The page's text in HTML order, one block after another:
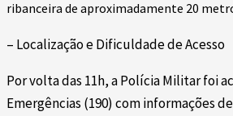
ribanceira de aproximadamente 20
– Localização e Dificuldade de Acesso
Por volta das 11h, a Polícia Militar foi
Emergências (190) com informações